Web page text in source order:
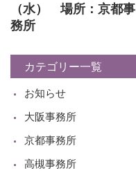
（水） 場所：京都事
務所
カテゴリー一覧
お知らせ
大阪事務所
京都事務所
高槻事務所